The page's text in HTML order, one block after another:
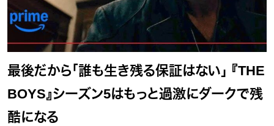
最後だから「誰も生き残る保証はない」 『THE
BOYS』シーズン5はもっと過激にダークで残
酷になる